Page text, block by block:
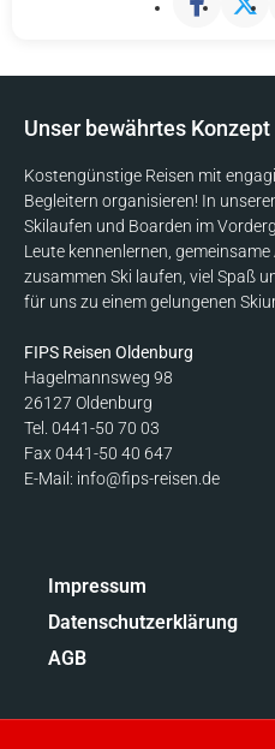
Unser bewährtes Konzept
Kostengünstige Reisen mit
Begleitern organisieren! In
Skilaufen und Boarden im
Leute kennenlernen,
zusammen Ski laufen, viel Spaß
für uns zu einem gelungenen
FIPS Reisen Oldenburg
Hagelmannsweg 98
26127 Oldenburg
Tel. 0441-50 70 03
Fax 0441-50 40 647
E-Mail: info@fips-reisen.de
Impressum
Datenschutzerklärung
AGB